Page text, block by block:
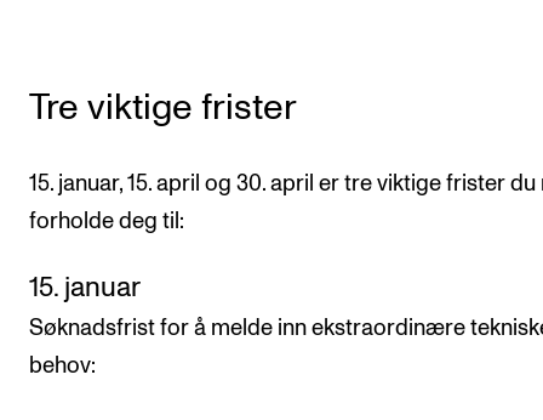
Velferd og helse
AKTUELT
Nyheter for studenter
Etter noter nyhetsbrev
Tre viktige frister
15. januar, 15. april og 30. april er tre viktige frister du
forholde deg til:
15. januar
​Søknadsfrist for å melde inn ekstraordinære
behov:​